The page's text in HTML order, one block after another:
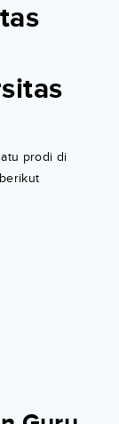
prodi di